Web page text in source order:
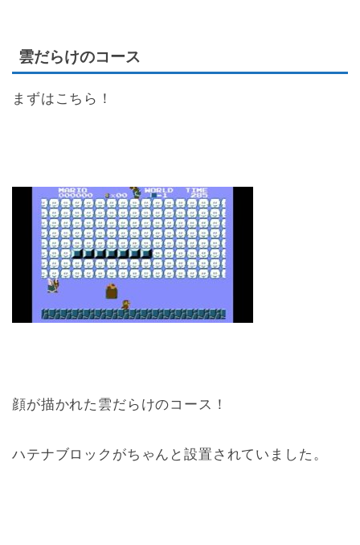
雲だらけのコース
まずはこちら！
顔が描かれた雲だらけのコース！
ハテナブロックがちゃんと設置されていました。